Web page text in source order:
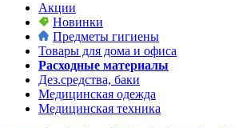
Акции
Новинки
Предметы гигиены
Товары для дома и офиса
Расходные материалы
Дез.средства, баки
Медицинская одежда
Медицинская техника